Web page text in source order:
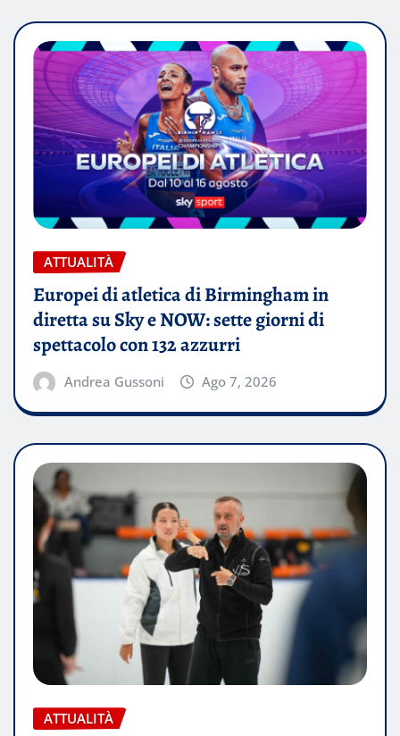
ATTUALITÀ
Europei di atletica di Birmingham in
diretta su Sky e NOW: sette giorni di
spettacolo con 132 azzurri
Andrea Gussoni Ago 7, 2026
ATTUALITÀ